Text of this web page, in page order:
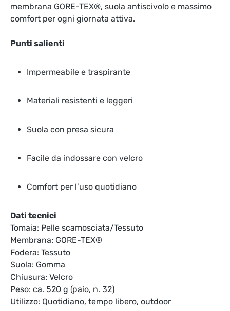
membrana GORE-TEX®, suola antiscivolo e massimo
comfort per ogni giornata attiva.
Punti salienti
Impermeabile e traspirante
Materiali resistenti e leggeri
Suola con presa sicura
Facile da indossare con velcro
Comfort per l’uso quotidiano
Dati tecnici
Tomaia: Pelle scamosciata/Tessuto
Membrana: GORE-TEX®
Fodera: Tessuto
Suola: Gomma
Chiusura: Velcro
Peso: ca. 520 g (paio, n. 32)
Utilizzo: Quotidiano, tempo libero, outdoor